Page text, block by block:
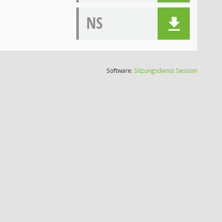
NS
Software:SitzungsdienstSession(Wird in